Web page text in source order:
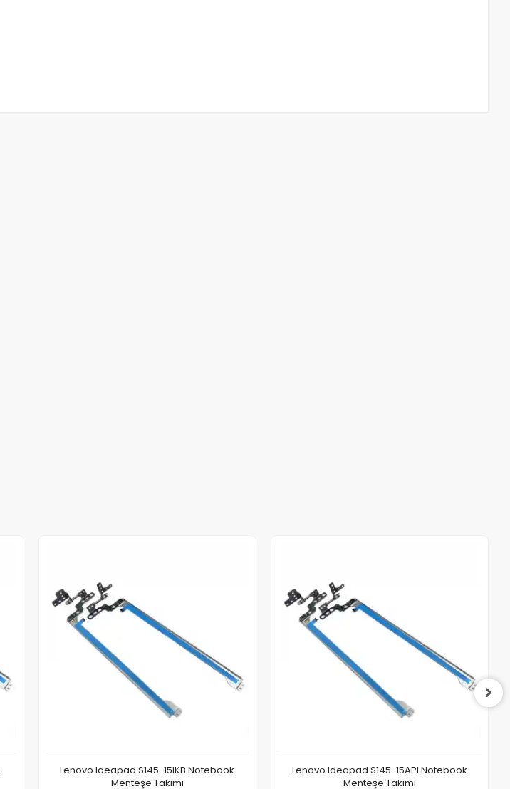
Lenovo Ideapad S145-15IKB Notebook
Menteşe Takımı
Lenovo Ideapad S145-15API Notebook
Menteşe Takımı